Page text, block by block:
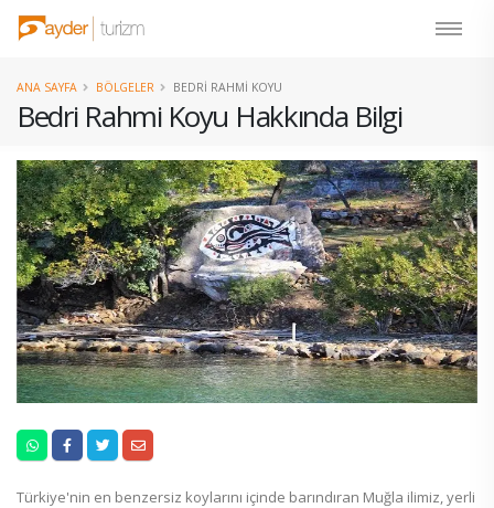
Bedri Rahmi Koyu Hakkında Bilgi
ANA SAYFA BÖLGELER BEDRI RAHMI KOYU
Türkiye'nin en benzersiz koylarını içinde barındıran Muğla ilimiz, yerli